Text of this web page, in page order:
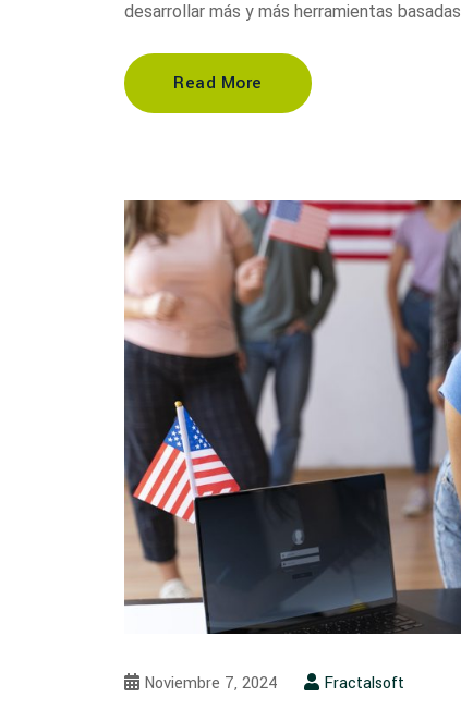
desarrollar más y más herramientas basadas
Read More
Noviembre 7, 2024 Fractalsoft